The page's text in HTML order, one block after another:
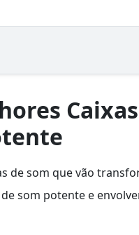
de som que vão
som potente e